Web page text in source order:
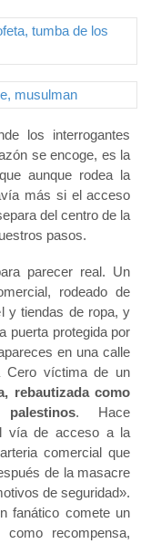
los interrogantes
se encoge, es la
aunque rodea la
más si el acceso
del centro de la
pasos.
parecer real. Un
rodeado de
y tiendas de ropa, y
puerta protegida por
en una calle
Cero víctima de un
rebautizada como
. Hace
vía de acceso a la
comercial que
de la masacre
de seguridad».
fanático comete un
recompensa,